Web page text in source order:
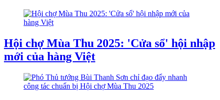
Hội chợ Mùa Thu 2025: 'Cửa sổ' hội nhập
mới của hàng Việt